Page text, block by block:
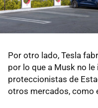
Por otro lado, Tesla
por lo que a Musk no
proteccionistas de
otros mercados, como